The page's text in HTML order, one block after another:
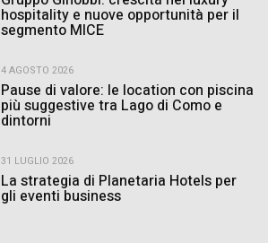
hospitality e nuove opportunità per il
segmento MICE
4 AGOSTO 2026
Pause di valore: le location con piscina
più suggestive tra Lago di Como e
dintorni
31 LUGLIO 2026
La strategia di Planetaria Hotels per
gli eventi business